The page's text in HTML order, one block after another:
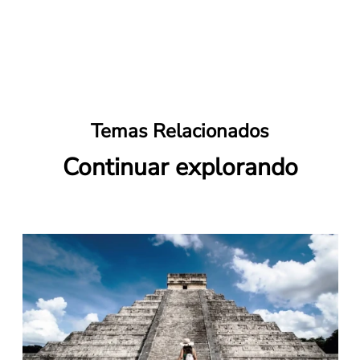
Temas Relacionados
Continuar explorando